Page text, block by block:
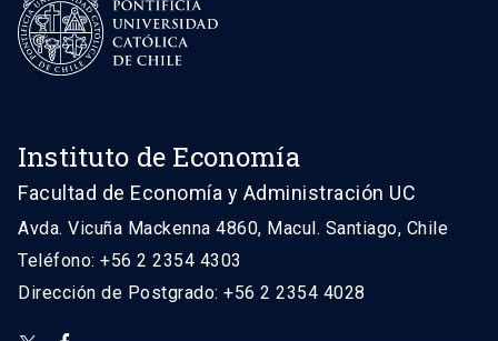
Instituto de Economía
Facultad de Economía y Administración UC
Avda. Vicuña Mackenna 4860, Macul. Santiago, Chile
Teléfono: +56 2 2354 4303
Dirección de Postgrado: +56 2 2354 4028